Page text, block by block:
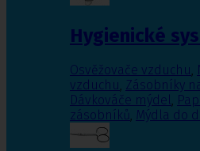
Hygienické
Osvěžovače vzduchu,
vzduchu, Zásobníky
Dávkováče mýdel,
zásobníků, Mýdla do